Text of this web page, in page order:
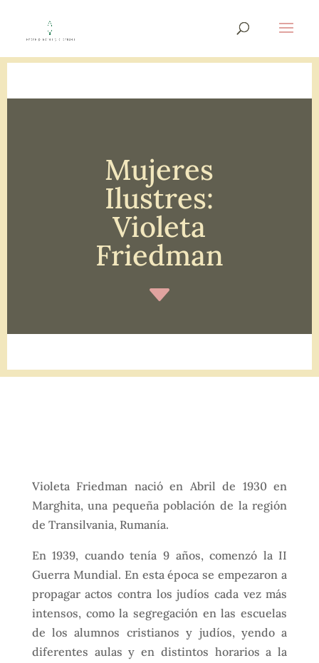
Mujeres
Ilustres:
Violeta
Friedman
C
Violeta Friedman nació en Abril de 1930 en
Marghita, una pequeña población de la región
de Transilvania, Rumanía.
En 1939, cuando tenía 9 años, comenzó la II
Guerra Mundial. En esta época se empezaron a
propagar actos contra los judíos cada vez más
intensos, como la segregación en las escuelas
de los alumnos cristianos y judíos, yendo a
diferentes aulas y en distintos horarios a la